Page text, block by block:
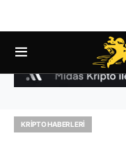
KRIPTO HABERLERI